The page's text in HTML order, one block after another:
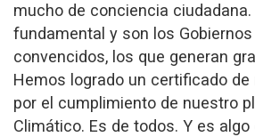
mucho de conciencia ciudadana.
fundamental y son los
convencidos, los que generan
Hemos logrado un certificado
por el cumplimiento de nuestro
Climático. Es de todos. Y es